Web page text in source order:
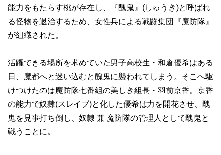
能力をもたらす桃が存在し、『醜鬼』(しゅうき)と呼ばれ
る怪物を退治するため、女性兵による戦闘集団『魔防隊』
が組織された。
活躍できる場所を求めていた男子高校生・和倉優希はある
日、魔都へと迷い込むと醜鬼に襲われてしまう。そこへ駆
けつけたのは魔防隊七番組の美しき組長・羽前京香。京香
の能力で奴隷(スレイブ)と化した優希は力を開花させ、醜
鬼を見事打ち倒し、奴隷 兼 魔防隊の管理人として醜鬼と
戦うことに。